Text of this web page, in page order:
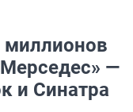
миллионов
—
и Синатра